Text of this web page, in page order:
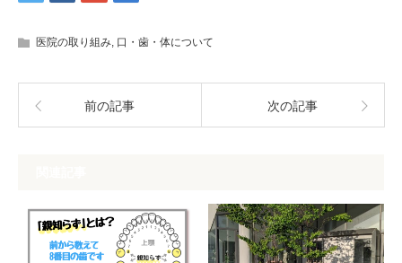
医院の取り組み, 口・歯・体について
前の記事 次の記事